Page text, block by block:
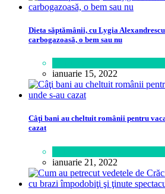
Dieta săptămânii, cu Lygia
carbogazoasă, o bem sau nu
ianuarie 15, 2022
Câţi bani au cheltuit românii pentru
cazat
ianuarie 21, 2022